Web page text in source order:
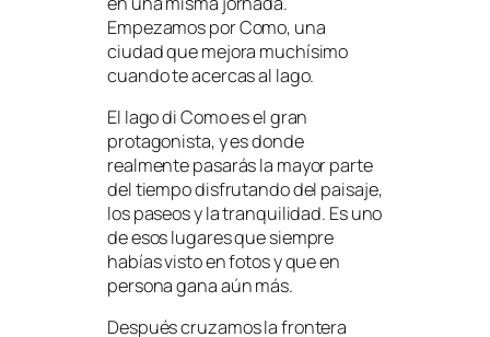
Empezamos por Como, una
ciudad que mejora muchísimo
cuando te acercas al lago.
El lago di Como es el gran
protagonista, y es donde
realmente pasarás la mayor parte
del tiempo disfrutando del paisaje,
los paseos y la tranquilidad. Es uno
de esos lugares que siempre
habías visto en fotos y que en
persona gana aún más.
Después cruzamos la frontera